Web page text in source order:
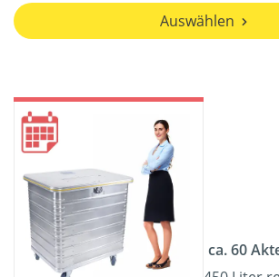
Auswählen
ca. 60